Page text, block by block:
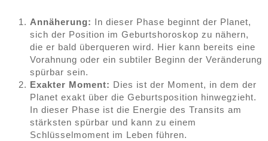
Annäherung: In dieser Phase beginnt der Planet,
sich der Position im Geburtshoroskop zu nähern,
die er bald überqueren wird. Hier kann bereits eine
Vorahnung oder ein subtiler Beginn der Veränderung
spürbar sein.
Exakter Moment: Dies ist der Moment, in dem der
Planet exakt über die Geburtsposition hinwegzieht.
In dieser Phase ist die Energie des Transits am
stärksten spürbar und kann zu einem
Schlüsselmoment im Leben führen.